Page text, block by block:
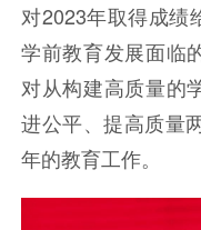
对2023年取得成绩
学前教育发展面临
对从构建高质量的
进公平、提高质量
年的教育工作。